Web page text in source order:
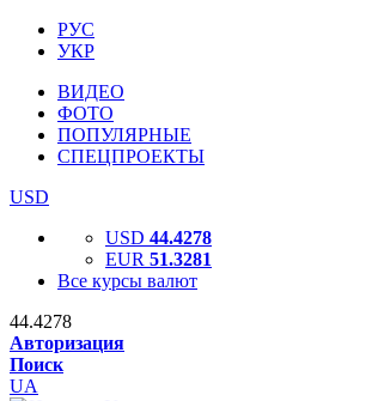
РУС
УКР
ВИДЕО
ФОТО
ПОПУЛЯРНЫЕ
СПЕЦПРОЕКТЫ
USD
USD 44.4278
EUR 51.3281
Все курсы валют
44.4278
Авторизация
Поиск
UA